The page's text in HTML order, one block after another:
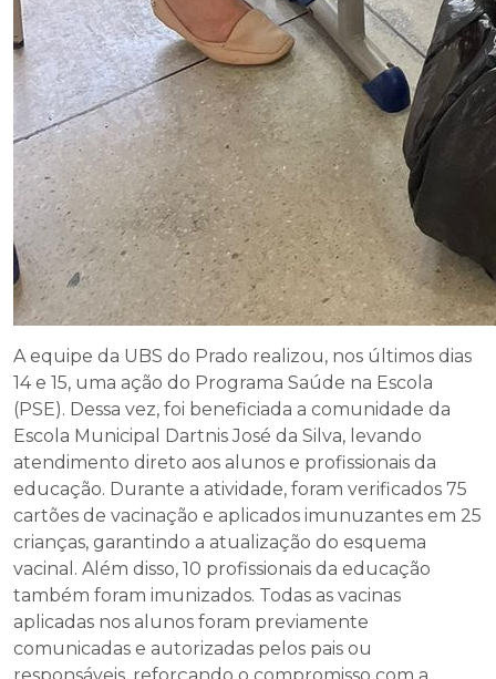
A equipe da UBS do Prado realizou, nos últimos dias
14 e 15, uma ação do Programa Saúde na Escola
(PSE). Dessa vez, foi beneficiada a comunidade da
Escola Municipal Dartnis José da Silva, levando
atendimento direto aos alunos e profissionais da
educação. Durante a atividade, foram verificados 75
cartões de vacinação e aplicados imunuzantes em 25
crianças, garantindo a atualização do esquema
vacinal. Além disso, 10 profissionais da educação
também foram imunizados. Todas as vacinas
aplicadas nos alunos foram previamente
comunicadas e autorizadas pelos pais ou